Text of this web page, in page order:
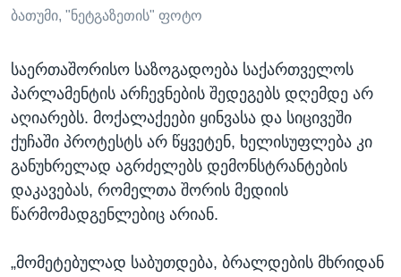
ბათუმი, "ნეტგაზეთის" ფოტო
საერთაშორისო საზოგადოება საქართველოს
პარლამენტის არჩევნების შედეგებს დღემდე არ
აღიარებს. მოქალაქეები ყინვასა და სიცივეში
ქუჩაში პროტესტს არ წყვეტენ, ხელისუფლება კი
განუხრელად აგრძელებს დემონსტრანტების
დაკავებას, რომელთა შორის მედიის
წარმომადგენლებიც არიან.
„მომეტებულად საბუთდება, ბრალდების მხრიდან